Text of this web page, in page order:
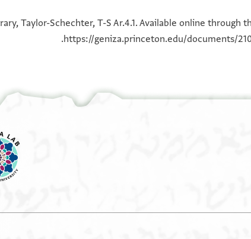
100%
100%
Taylor-Schechter, T-S Ar.4.1. Available online through
https://geniza.princeton.edu/documents/